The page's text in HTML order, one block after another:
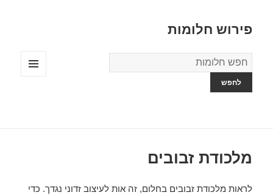
פירוש חלומות
מילון
החלומות
מלכודת זבובים
לראות מלכודת זבובים בחלום, זה אות לעיצוב זדוני נגדך. כדי